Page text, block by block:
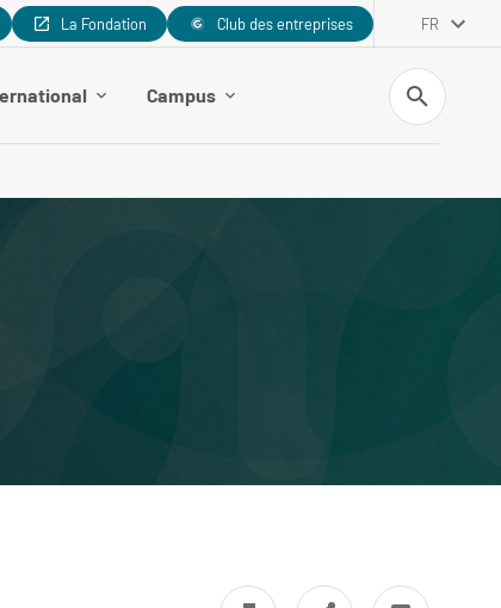
La Fondation Club des entreprises FR
Campus
Recherche